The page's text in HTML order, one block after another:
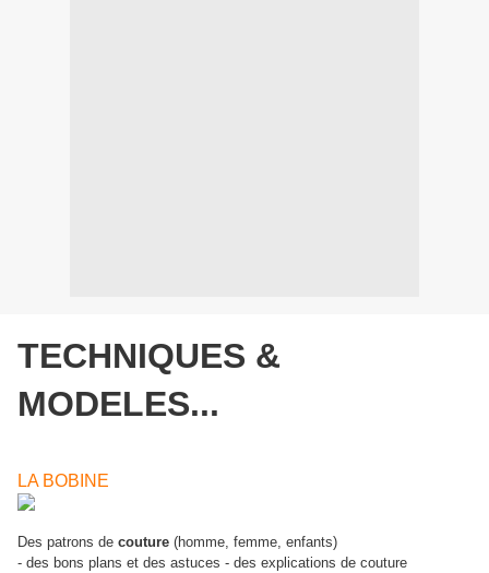
TECHNIQUES &
MODELES...
LA BOBINE
Des patrons de couture (homme, femme, enfants)
- des bons plans et des astuces - des explications de couture